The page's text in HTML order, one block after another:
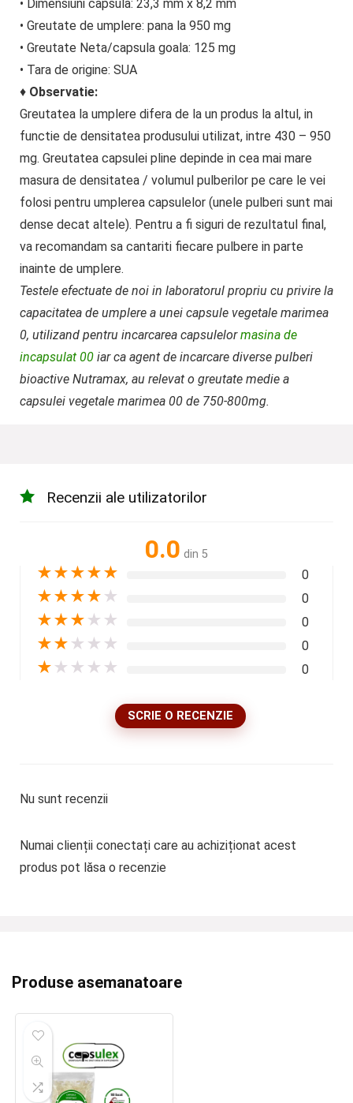
• Dimensiuni capsula: 23,3 mm x 8,2 mm
• Greutate de umplere: pana la 950 mg
• Greutate Neta/capsula goala: 125 mg
• Tara de origine: SUA
♦ Observatie:
Greutatea la umplere difera de la un produs la altul, in
functie de densitatea produsului utilizat, intre 430 – 950
mg. Greutatea capsulei pline depinde in cea mai mare
masura de densitatea / volumul pulberilor pe care le vei
folosi pentru umplerea capsulelor (unele pulberi sunt mai
dense decat altele). Pentru a fi siguri de rezultatul final,
va recomandam sa cantariti fiecare pulbere in parte
inainte de umplere.
Testele efectuate de noi in laboratorul propriu cu privire la
capacitatea de umplere a unei capsule vegetale marimea
0, utilizand pentru incarcarea capsulelormasina de
incapsulat 00iar ca agent de incarcare diverse pulberi
bioactive Nutramax, au relevat o greutate medie a
capsulei vegetale marimea 00 de 750-800mg.
Recenzii ale utilizatorilor
0.0 din 5
★★★★★ 0
★★★★ ★ 0
★★★ ★ ★ 0
★★ ★ ★ ★ 0
★ ★ ★ ★ ★ 0
SCRIE O RECENZIE
Nu sunt recenzii
Numai clienții conectați care au achiziționat acest
produs pot lăsa o recenzie
Produse asemanatoare